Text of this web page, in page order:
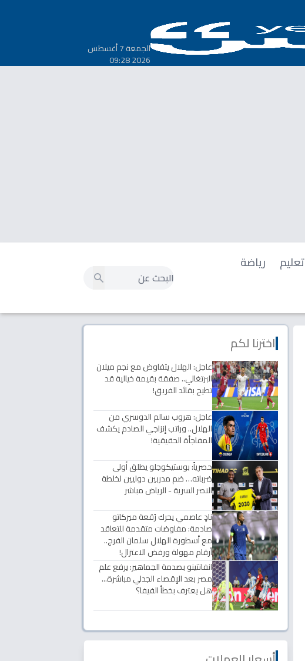
الجمعة 7 أغسطس
2026 09:28
تعليم
رياضة
اخترنا لكم
عاجل: الهلال يتفاوض مع نجم ميلان
البرتغالي.. صفقة بقيمة خيالية قد
تطيح بقائد الفريق!
عاجل: هروب سالم الدوسري من
الهلال.. وراتب إنزاجي الصادم يكشف
المفاجأة الحقيقية!
حصرياً: بوستيكوجلو يطلق أولى
ضرباته… ضم مدربين دوليين لخلطة
النصر السرية - الرياض مباشر
نادٍ عاصمي يحرك رُقعة ميركاتو
صادمة: مفاوضات متقدمة للتعاقد
مع أسطورة الهلال سلمان الفرج..
أرقام مهولة ورفض الاعتزال!
انفانتينو بصدمة الجماهير: يرفع علم
مصر بعد الإقصاء الجدلي مباشرة...
هل يعترف بخطأ الفيفا؟